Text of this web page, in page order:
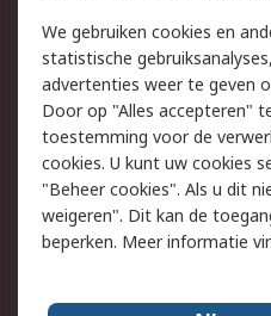
Track & Trace
Wettelijk
Cookiebeleid
Privacybeleid
Algemene
verkoopvoorwaarden
Over RS
We gebruiken cookies en
statistische
advertenties weer te geven
Door op "Alles accepteren"
toestemming voor de
cookies. U kunt uw cookies
"Beheer cookies". Als u dit
weigeren". Dit kan de
beperken. Meer informatie